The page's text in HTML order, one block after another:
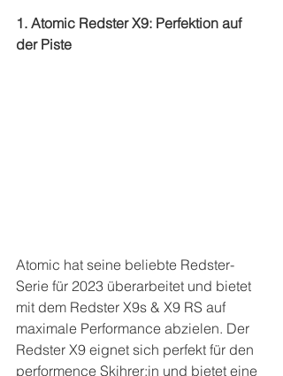
1. Atomic Redster X9: Perfektion auf
der Piste
Atomic hat seine beliebte Redster-
Serie für 2023 überarbeitet und bietet
mit dem Redster X9s & X9 RS auf
maximale Performance abzielen. Der
Redster X9 eignet sich perfekt für den
performence Skihrer:in und bietet eine